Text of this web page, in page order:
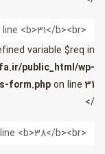
ایمیل
variable $req in
public_html/wp-
form.phpon line31
/>